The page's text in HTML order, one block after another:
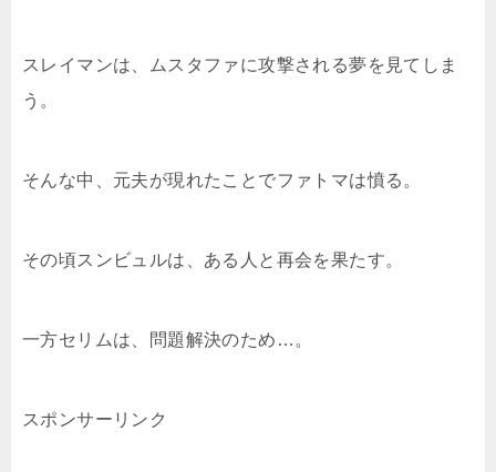
スレイマンは、ムスタファに攻撃される夢を見てしま
う。
そんな中、元夫が現れたことでファトマは憤る。
その頃スンビュルは、ある人と再会を果たす。
一方セリムは、問題解決のため…。
スポンサーリンク